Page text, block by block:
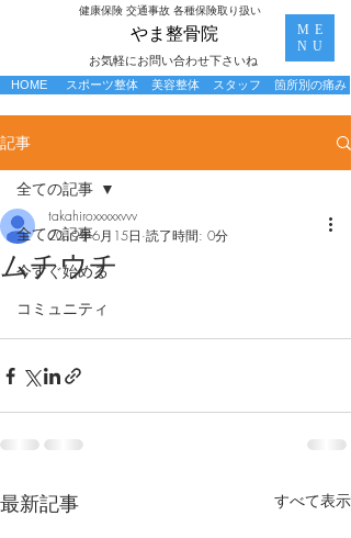
お気軽にお問い合わせ下さいね
​やま整骨院
​健康保険 交通事故 各種保険取り扱い
ME
NU
スポーツ整体 美容整体 箇所別の痛み
HOME スタッフ
記事
全ての記事
今すぐ始める
コミュニティ
全ての記事
ムチウチ
takahiroxxxxxvvv
2019年6月15日 読了時間: 0分
最新記事 すべて表示